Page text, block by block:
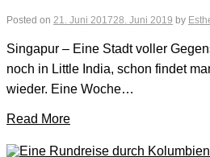
Posted on 21. Juni 201728. Juni 2019 by
Singapur – Eine Stadt voller
noch in Little India, schon findet
wieder. Eine Woche…
Read More